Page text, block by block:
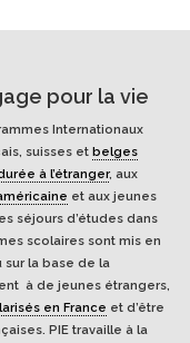
pour la vie
Internationaux
suisses et belges
à l’étranger, aux
et aux jeunes
séjours d’études dans
scolaires sont mis en
sur la base de la
à de jeunes étrangers,
en France et d’être
PIE travaille à la